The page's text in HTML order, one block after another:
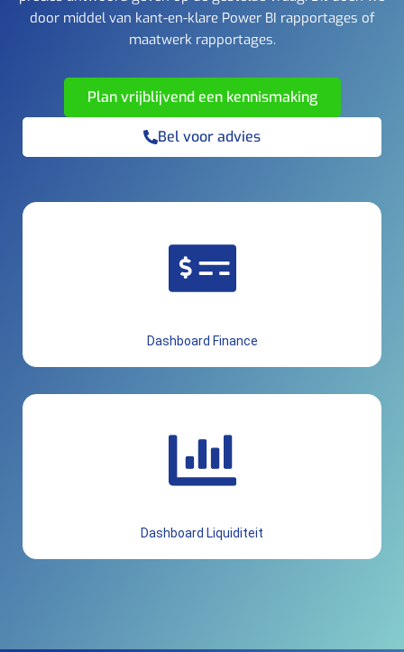
door middel van kant-en-klare Power BI rapportages of
maatwerk rapportages.
Plan vrijblijvend een kennismaking
Bel voor advies
Dashboard Finance
Dashboard Liquiditeit